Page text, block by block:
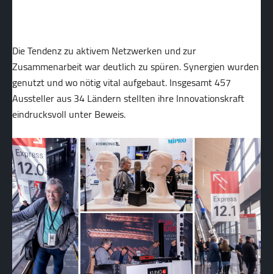
Die Tendenz zu aktivem Netzwerken und zur
Zusammenarbeit war deutlich zu spüren. Synergien wurden
genutzt und wo nötig vital aufgebaut. Insgesamt 457
Aussteller aus 34 Ländern stellten ihre Innovationskraft
eindrucksvoll unter Beweis.